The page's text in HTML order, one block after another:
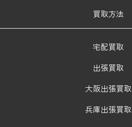
買取方法
宅配買取
出張買取
大阪出張買取
兵庫出張買取